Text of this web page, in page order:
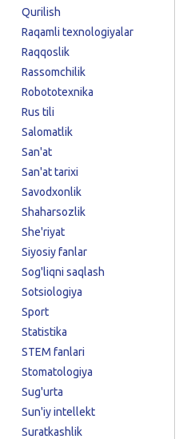
Qurilish
Raqamli texnologiyalar
Raqqoslik
Rassomchilik
Robototexnika
Rus tili
Salomatlik
San'at
San'at tarixi
Savodxonlik
Shaharsozlik
She'riyat
Siyosiy fanlar
Sog'liqni saqlash
Sotsiologiya
Sport
Statistika
STEM fanlari
Stomatologiya
Sug'urta
Sun'iy intellekt
Suratkashlik